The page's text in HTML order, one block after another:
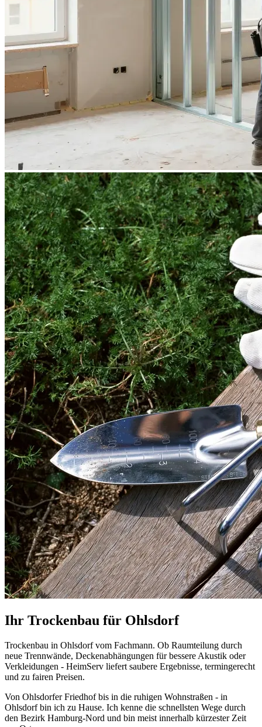
Ihr Trockenbau für Ohlsdorf
Trockenbau in Ohlsdorf vom Fachmann. Ob Raumteilung durch
neue Trennwände, Deckenabhängungen für bessere Akustik oder
Verkleidungen - HeimServ liefert saubere Ergebnisse, termingerecht
und zu fairen Preisen.
Von Ohlsdorfer Friedhof bis in die ruhigen Wohnstraßen - in
Ohlsdorf bin ich zu Hause. Ich kenne die schnellsten Wege durch
den Bezirk Hamburg-Nord und bin meist innerhalb kürzester Zeit